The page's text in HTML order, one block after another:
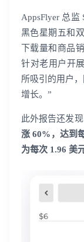
AppsFlyer 总监
黑色星期五和
下载量和商品
针对老用户开
所吸引的用户
增长。”
此外报告还发现
涨 60%，达到
为每次 1.96 美元